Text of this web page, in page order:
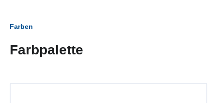
Farben
Farbpalette